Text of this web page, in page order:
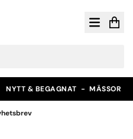
& BEGAGNAT -MÄSSOR